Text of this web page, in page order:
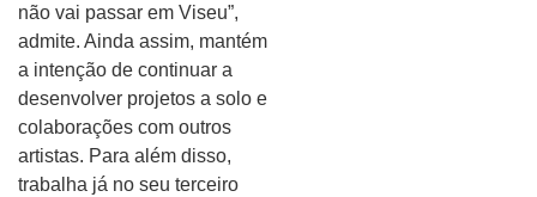
não vai passar em Viseu”,
admite. Ainda assim, mantém
a intenção de continuar a
desenvolver projetos a solo e
colaborações com outros
artistas. Para além disso,
trabalha já no seu terceiro